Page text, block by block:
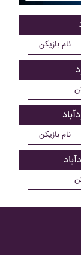
نام بازیکن
نام بازیکن